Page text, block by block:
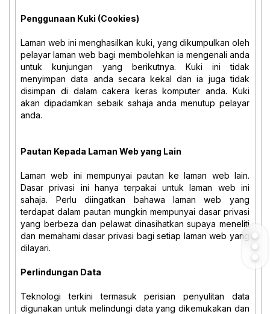
Penggunaan Kuki (Cookies)
Laman web ini menghasilkan kuki, yang dikumpulkan oleh
pelayar laman web bagi membolehkan ia mengenali anda
untuk kunjungan yang berikutnya. Kuki ini tidak
menyimpan data anda secara kekal dan ia juga tidak
disimpan di dalam cakera keras komputer anda. Kuki
akan dipadamkan sebaik sahaja anda menutup pelayar
anda.
Pautan Kepada Laman Web yang Lain
Laman web ini mempunyai pautan ke laman web lain.
Dasar privasi ini hanya terpakai untuk laman web ini
sahaja. Perlu diingatkan bahawa laman web yang
terdapat dalam pautan mungkin mempunyai dasar privasi
yang berbeza dan pelawat dinasihatkan supaya meneliti
dan memahami dasar privasi bagi setiap laman web yang
dilayari.
Perlindungan Data
Teknologi terkini termasuk perisian penyulitan data
digunakan untuk melindungi data yang dikemukakan dan